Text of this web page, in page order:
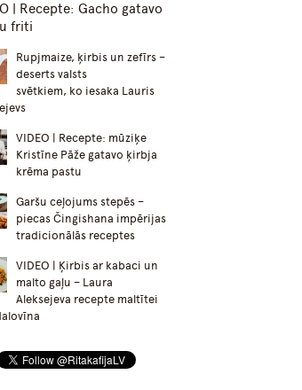
| Recepte: Gacho gatavo
friti
Rupjmaize, ķirbis un zefīrs –
deserts valsts
svētkiem, ko iesaka Lauris
VIDEO | Recepte: mūziķe
Kristīne Pāže gatavo ķirbja
krēma pastu
Garšu ceļojums stepēs –
piecas Čingishana impērijas
tradicionālās receptes
VIDEO | Ķirbis ar kabaci un
malto gaļu – Laura
Aleksejeva recepte maltītei